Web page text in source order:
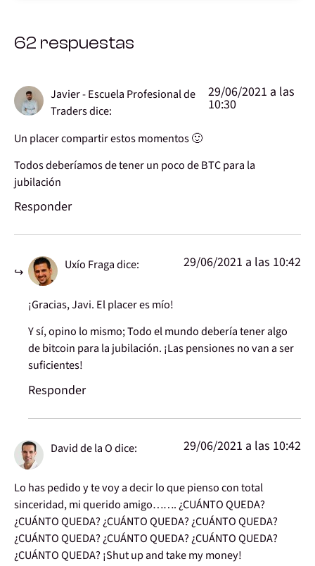
62 respuestas
Javier - Escuela Profesional de
Tradersdice:
29/06/2021 a las
10:30
Un placer compartir estos momentos 🙂
Todos deberíamos de tener un poco de BTC para la
jubilación
Responder
Uxío Fragadice: 29/06/2021 a las 10:42
¡Gracias, Javi. El placer es mío!
Y sí, opino lo mismo; Todo el mundo debería tener algo
de bitcoin para la jubilación. ¡Las pensiones no van a ser
suficientes!
Responder
David de la Odice: 29/06/2021 a las 10:42
Lo has pedido y te voy a decir lo que pienso con total
sinceridad, mi querido amigo……. ¿CUÁNTO QUEDA?
¿CUÁNTO QUEDA? ¿CUÁNTO QUEDA? ¿CUÁNTO QUEDA?
¿CUÁNTO QUEDA? ¿CUÁNTO QUEDA? ¿CUÁNTO QUEDA?
¿CUÁNTO QUEDA? ¡Shut up and take my money!